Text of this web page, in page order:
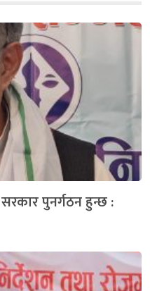
पुनर्गठन हुन्छ :